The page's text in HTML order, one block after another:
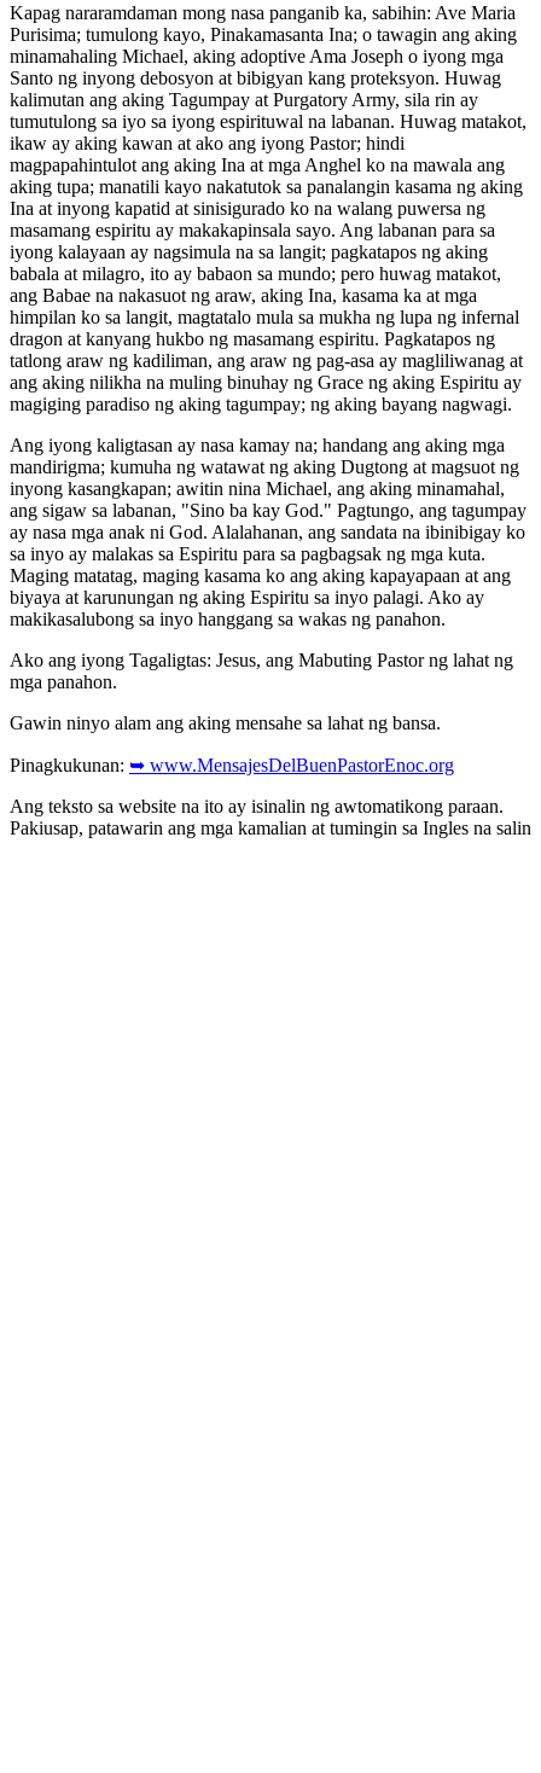
Kapag nararamdaman mong nasa panganib ka, sabihin: Ave Maria
Purisima; tumulong kayo, Pinakamasanta Ina; o tawagin ang aking
minamahaling Michael, aking adoptive Ama Joseph o iyong mga
Santo ng inyong debosyon at bibigyan kang proteksyon. Huwag
kalimutan ang aking Tagumpay at Purgatory Army, sila rin ay
tumutulong sa iyo sa iyong espirituwal na labanan. Huwag matakot,
ikaw ay aking kawan at ako ang iyong Pastor; hindi
magpapahintulot ang aking Ina at mga Anghel ko na mawala ang
aking tupa; manatili kayo nakatutok sa panalangin kasama ng aking
Ina at inyong kapatid at sinisigurado ko na walang puwersa ng
masamang espiritu ay makakapinsala sayo. Ang labanan para sa
iyong kalayaan ay nagsimula na sa langit; pagkatapos ng aking
babala at milagro, ito ay babaon sa mundo; pero huwag matakot,
ang Babae na nakasuot ng araw, aking Ina, kasama ka at mga
himpilan ko sa langit, magtatalo mula sa mukha ng lupa ng infernal
dragon at kanyang hukbo ng masamang espiritu. Pagkatapos ng
tatlong araw ng kadiliman, ang araw ng pag-asa ay magliliwanag at
ang aking nilikha na muling binuhay ng Grace ng aking Espiritu ay
magiging paradiso ng aking tagumpay; ng aking bayang nagwagi.
Ang iyong kaligtasan ay nasa kamay na; handang ang aking mga
mandirigma; kumuha ng watawat ng aking Dugtong at magsuot ng
inyong kasangkapan; awitin nina Michael, ang aking minamahal,
ang sigaw sa labanan, "Sino ba kay God." Pagtungo, ang tagumpay
ay nasa mga anak ni God. Alalahanan, ang sandata na ibinibigay ko
sa inyo ay malakas sa Espiritu para sa pagbagsak ng mga kuta.
Maging matatag, maging kasama ko ang aking kapayapaan at ang
biyaya at karunungan ng aking Espiritu sa inyo palagi. Ako ay
makikasalubong sa inyo hanggang sa wakas ng panahon.
Ako ang iyong Tagaligtas: Jesus, ang Mabuting Pastor ng lahat ng
mga panahon.
Gawin ninyo alam ang aking mensahe sa lahat ng bansa.
Pinagkukunan: ➥ www.MensajesDelBuenPastorEnoc.org
Ang teksto sa website na ito ay isinalin ng awtomatikong paraan.
Pakiusap, patawarin ang mga kamalian at tumingin sa Ingles na salin